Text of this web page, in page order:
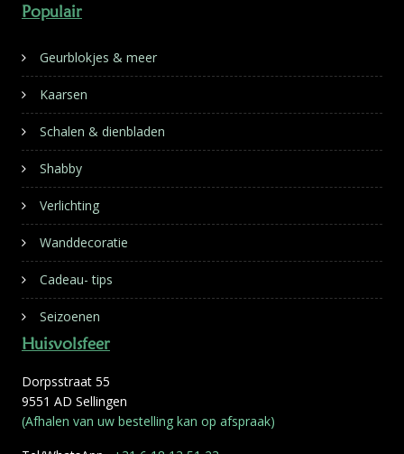
Populair
Geurblokjes & meer
Kaarsen
Schalen & dienbladen
Shabby
Verlichting
Wanddecoratie
Cadeau- tips
Seizoenen
Huisvolsfeer
Dorpsstraat 55
9551 AD Sellingen
(Afhalen van uw bestelling kan op afspraak)